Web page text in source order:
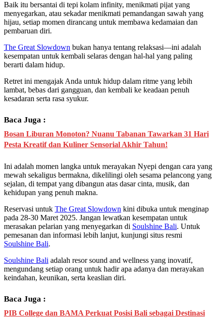
Baik itu bersantai di tepi kolam infinity, menikmati pijat yang
menyegarkan, atau sekadar menikmati pemandangan sawah yang
hijau, setiap momen dirancang untuk membawa kedamaian dan
pembaruan diri.
The Great Slowdown bukan hanya tentang relaksasi—ini adalah
kesempatan untuk kembali selaras dengan hal-hal yang paling
berarti dalam hidup.
Retret ini mengajak Anda untuk hidup dalam ritme yang lebih
lambat, bebas dari gangguan, dan kembali ke keadaan penuh
kesadaran serta rasa syukur.
Baca Juga :
Bosan Liburan Monoton? Nuanu Tabanan Tawarkan 31 Hari
Pesta Kreatif dan Kuliner Sensorial Akhir Tahun!
Ini adalah momen langka untuk merayakan Nyepi dengan cara yang
mewah sekaligus bermakna, dikelilingi oleh sesama pelancong yang
sejalan, di tempat yang dibangun atas dasar cinta, musik, dan
kehidupan yang penuh makna.
Reservasi untuk The Great Slowdown kini dibuka untuk menginap
pada 28-30 Maret 2025. Jangan lewatkan kesempatan untuk
merasakan pelarian yang menyegarkan di Soulshine Bali. Untuk
pemesanan dan informasi lebih lanjut, kunjungi situs resmi
Soulshine Bali.
Soulshine Bali adalah resor sound and wellness yang inovatif,
mengundang setiap orang untuk hadir apa adanya dan merayakan
keindahan, keunikan, serta keaslian diri.
Baca Juga :
PIB College dan BAMA Perkuat Posisi Bali sebagai Destinasi